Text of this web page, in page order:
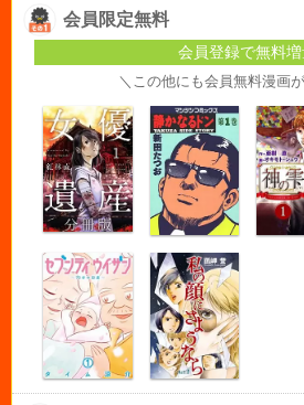
会員限定無料
会員登録で無料
＼この他にも会員無料漫画